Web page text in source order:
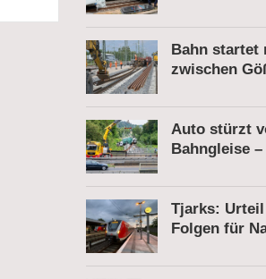
Bahn startet
zwischen
Auto stürzt
Bahngleise
Tjarks:
Folgen für